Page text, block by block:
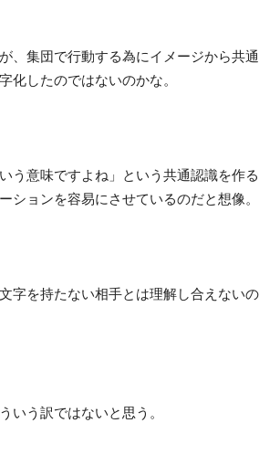
、集団で行動する為にイメージから共通
化したのではないのかな。
う意味ですよね」という共通認識を作る
ションを容易にさせているのだと想像。
字を持たない相手とは理解し合えないの
いう訳ではないと思う。